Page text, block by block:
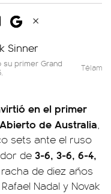
su primer Grand Télam
en el primer
de Australia,
sets ante el ruso
de 3-6, 3-6, 6-4,
de diez años
Nadal y Novak